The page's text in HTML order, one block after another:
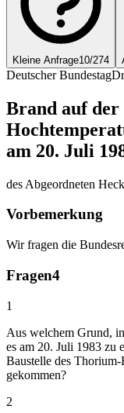
Kleine Anfrage10/274
Deutscher Bundestag
Brand auf der
am 20. Juli
des Abgeordneten
Vorbemerkung
Wir fragen die
Fragen4
1
Aus welchem Grund,
es am 20. Juli 1983 zu
Baustelle des
gekommen?
2